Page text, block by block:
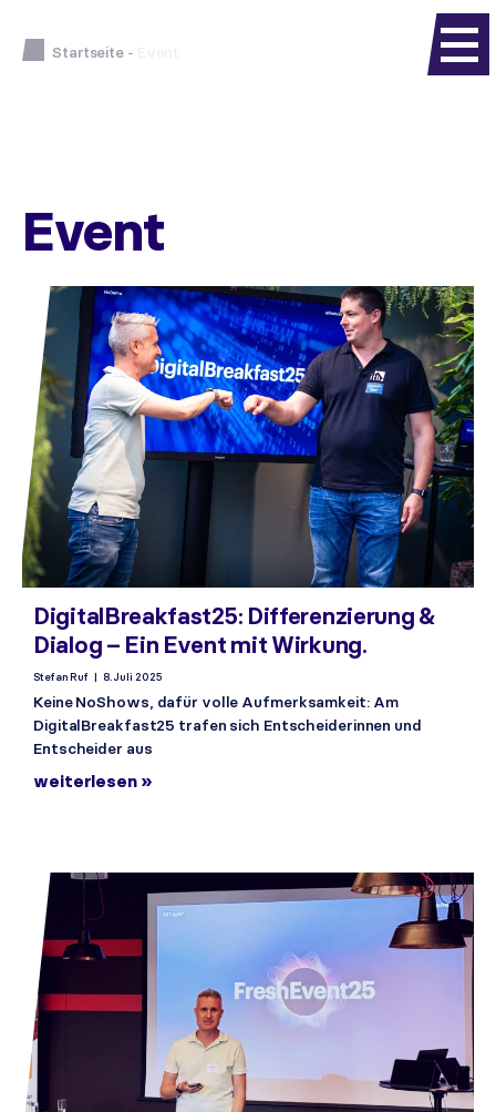
Startseite -
Event
DigitalBreakfast25: Differenzierung &
Dialog – Ein Event mit Wirkung.
Stefan Ruf 8. Juli 2025
Keine NoShows, dafür volle Aufmerksamkeit: Am
DigitalBreakfast25 trafen sich Entscheiderinnen und
Entscheider aus
weiterlesen »